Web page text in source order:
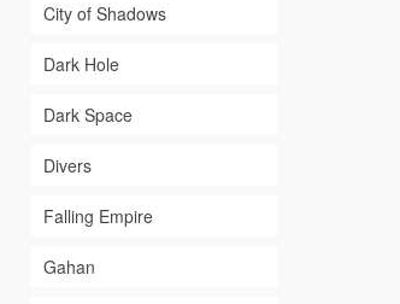
City of Shadows
Dark Hole
Dark Space
Divers
Falling Empire
Gahan